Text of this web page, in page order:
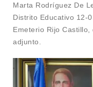
Marta Rodríguez De
Distrito Educativo 12-
Emeterio Rijo
adjunto.